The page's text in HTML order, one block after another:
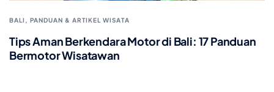
BALI , PANDUAN & ARTIKEL WISATA
Tips Aman Berkendara Motor di Bali: 17 Panduan
Bermotor Wisatawan